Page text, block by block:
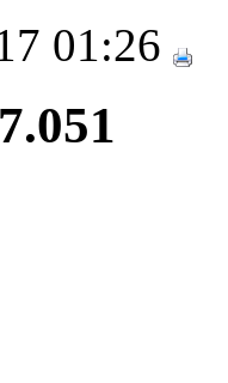
01:26